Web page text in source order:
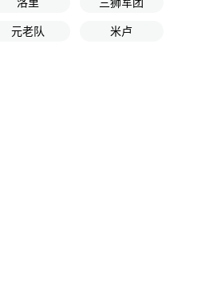
元老队 米卢